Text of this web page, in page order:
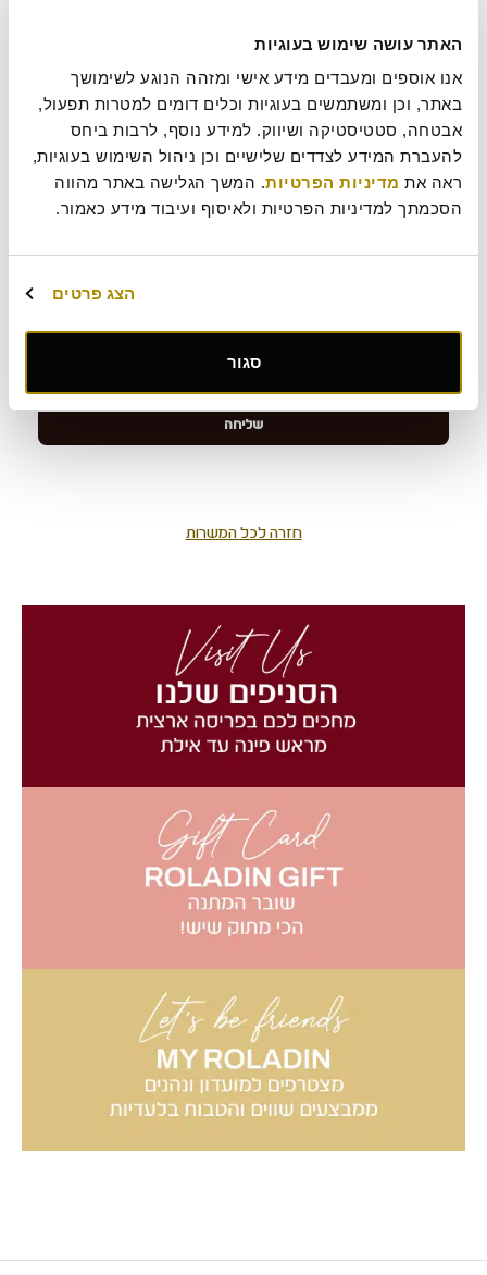
האתר עושה שימוש בעוגיות
ראה את מדיניות הפרטיות
הסכמתך למדיניות הפרטיות ולאיסוף ועיבוד מידע כאמור.
הצג פרטים
סגור
בעת שליחת טופס זה אני מאשר/ת כי קראתי אתמדיניות
הפרטיות של רולדין
?
חזרה לכל המשרות